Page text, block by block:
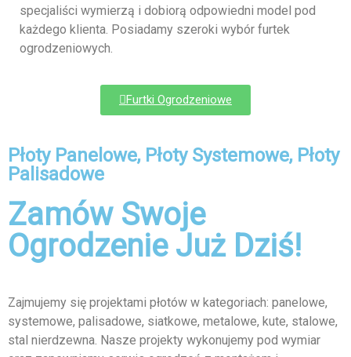
specjaliści wymierzą i dobiorą odpowiedni model pod
każdego klienta. Posiadamy szeroki wybór furtek
ogrodzeniowych.
Furtki Ogrodzeniowe
Płoty Panelowe, Płoty Systemowe, Płoty
Palisadowe
Zamów Swoje
Ogrodzenie Już Dziś!
Zajmujemy się projektami płotów w kategoriach: panelowe,
systemowe, palisadowe, siatkowe, metalowe, kute, stalowe,
stal nierdzewna. Nasze projekty wykonujemy pod wymiar